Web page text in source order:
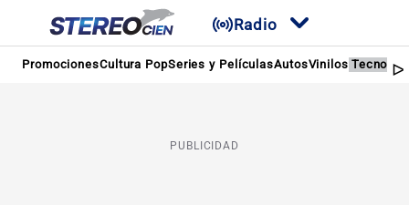
Radio
PromocionesCultura PopSeries y PelículasAutosVinilos
PUBLICIDAD